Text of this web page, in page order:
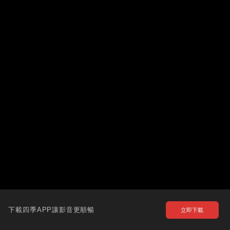
下載四季APP讓影音更順暢 立即下載